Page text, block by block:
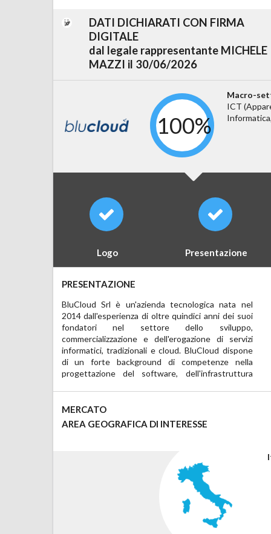
DATI DICHIARATI CON FIRMA
DIGITALE
dal legale rappresentante MICHELE
MAZZI il 30/06/2026
100%
Macro-
ICT
Logo Presentazione
PRESENTAZIONE
BluCloud Srl è un'azienda tecnologica nata nel
2014 dall'esperienza di oltre quindici anni dei suoi
fondatori nel settore dello sviluppo,
commercializzazione e dell'erogazione di servizi
informatici, tradizionali e cloud. BluCloud dispone
di un forte background di competenze nella
progettazione del software, dell'infrastruttura
necessaria ad erogare il servizio e delle misure di
sicurezza volte a garantire la continuità di servizio,
la persistenza dei dati e la loro riservatezza.
L'attività principale di progettazione riguarda la
realizzazione di servizi proprietari, generalmente
servizi di gestione verticalizzati, che vengono poi
MERCATO
AREA GEOGRAFICA DI INTERESSE